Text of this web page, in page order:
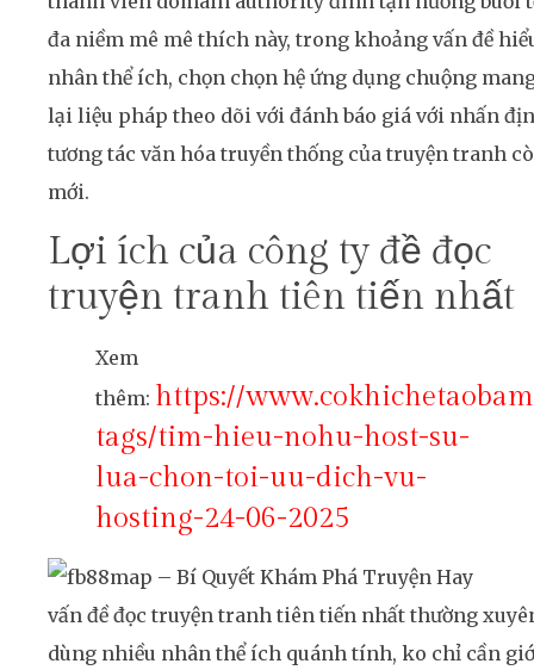
đa niềm mê mê thích này, trong khoảng vấn đề
nhân thể ích, chọn chọn hệ ứng dụng chuộng
lại liệu pháp theo dõi với đánh báo giá với nhấn
tương tác văn hóa truyền thống của truyện tranh
mới.
Lợi ích của công ty đề đọc
truyện tranh tiên tiến nhất
Xem
thêm: https://
tags/tim-hieu-nohu-host-su-
lua-chon-toi-uu-dich-vu-
hosting-24-06-2025
vấn đề đọc truyện tranh tiên tiến nhất thường
dùng nhiều nhân thể ích quánh tính, ko chỉ cần